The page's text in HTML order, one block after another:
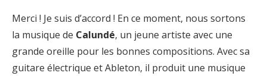
Merci ! Je suis d’accord ! En ce moment, nous sortons
la musique de Calundé, un jeune artiste avec une
grande oreille pour les bonnes compositions. Avec sa
guitare électrique et Ableton, il produit une musique